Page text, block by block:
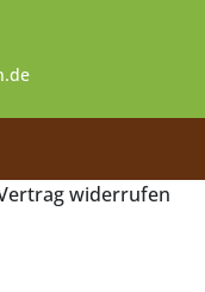
widerrufen